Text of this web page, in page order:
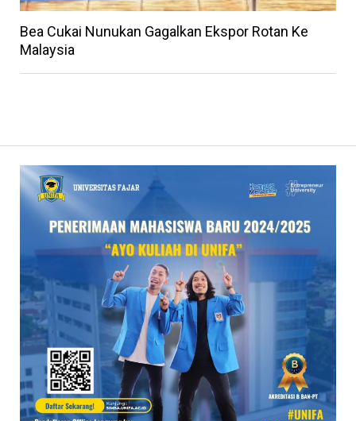
Bea Cukai Nunukan Gagalkan Ekspor Rotan Ke
Malaysia